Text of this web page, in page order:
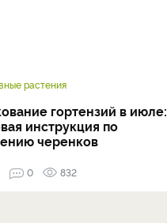
растения
гортензий в июле:
инструкция по
черенков
0 832